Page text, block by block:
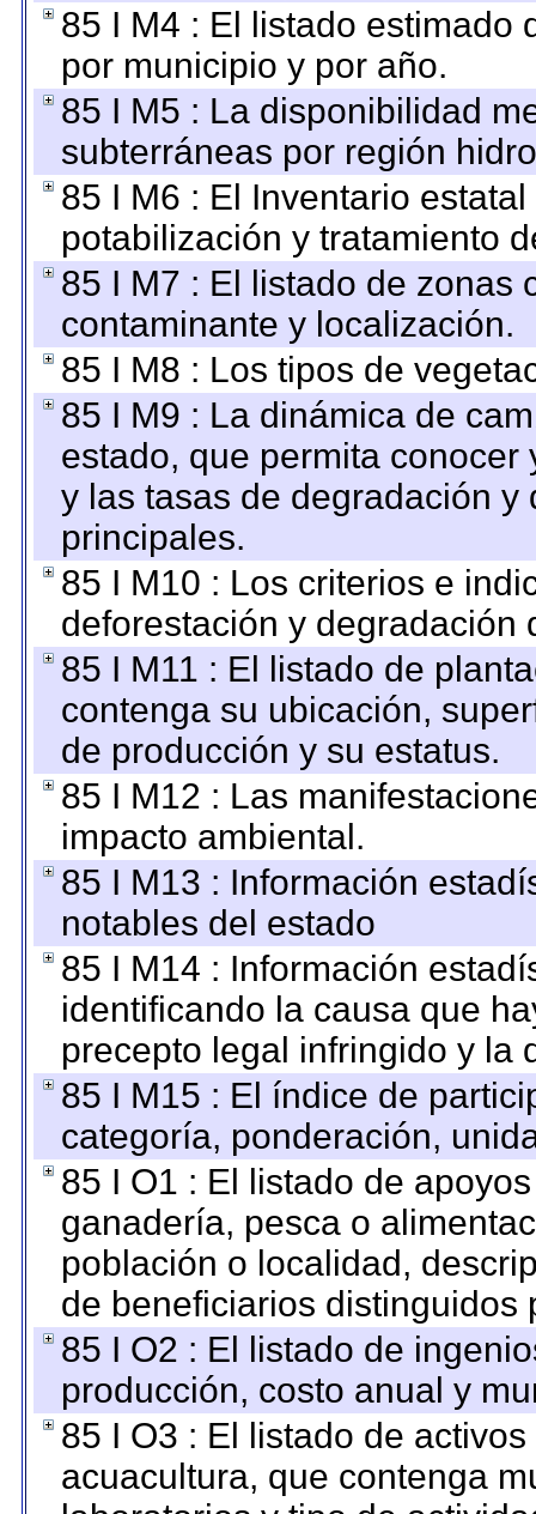
85 I M4 : El listado estimado
por municipio y por año.
85 I M5 : La disponibilidad
subterráneas por región
85 I M6 : El Inventario
potabilización y tratamiento
85 I M7 : El listado de zonas
contaminante y localización.
85 I M8 : Los tipos de
85 I M9 : La dinámica de
estado, que permita
y las tasas de degradación
principales.
85 I M10 : Los criterios e
deforestación y degradación
85 I M11 : El listado de
contenga su ubicación,
de producción y su estatus.
85 I M12 : Las
impacto ambiental.
85 I M13 : Información
notables del estado
85 I M14 : Información
identificando la causa que
precepto legal infringido y la
85 I M15 : El índice de
categoría, ponderación,
85 I O1 : El listado de
ganadería, pesca o
población o localidad,
de beneficiarios distinguidos
85 I O2 : El listado de
producción, costo anual y
85 I O3 : El listado de
acuacultura, que contenga